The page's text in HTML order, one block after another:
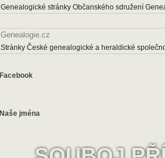
Genealogické stránky Občanského sdružení
Genealogie.cz
Stránky České genealogické a heraldické
Facebook
Naše jména